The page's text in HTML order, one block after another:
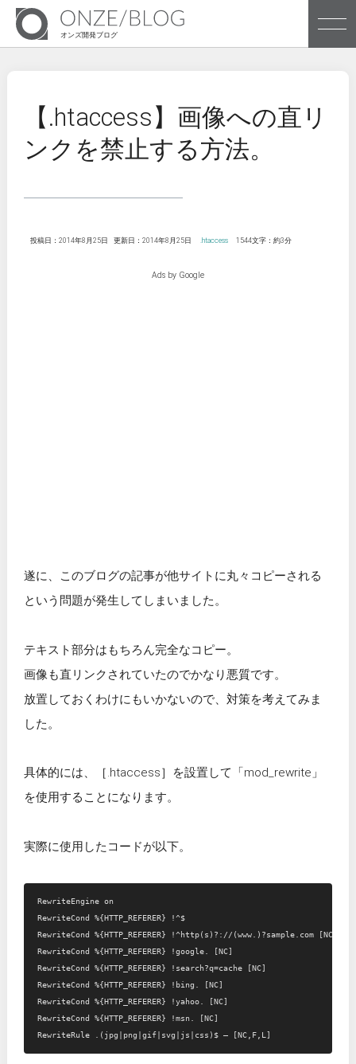
オンズ開発ブログ
株式会社オンズのブログです
Tags
【.htaccess】画像への直リ
ンクを禁止する方法。
投稿日：2014年8月25日 更新日：2014年8月25日 .htaccess 1544文字：約3分
Ads by Google
遂に、このブログの記事が他サイトに丸々コピーされる
という問題が発生してしまいました。
テキスト部分はもちろん完全なコピー。
画像も直リンクされていたのでかなり悪質です。
放置しておくわけにもいかないので、対策を考えてみま
した。
具体的には、［.htaccess］を設置して「mod_rewrite」
を使用することになります。
実際に使用したコードが以下。
RewriteEngine on
RewriteCond %{HTTP_REFERER} !^$
RewriteCond %{HTTP_REFERER} !^http(s)?://(www.)?sample.com [NC]
RewriteCond %{HTTP_REFERER} !google. [NC]
RewriteCond %{HTTP_REFERER} !search?q=cache [NC]
RewriteCond %{HTTP_REFERER} !bing. [NC]
RewriteCond %{HTTP_REFERER} !yahoo. [NC]
RewriteCond %{HTTP_REFERER} !msn. [NC]